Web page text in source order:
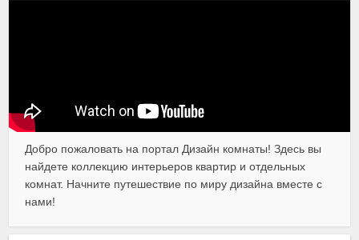
Добро пожаловать на портал Дизайн комнаты! Здесь вы
найдете коллекцию интерьеров квартир и отдельных
комнат. Начните путешествие по миру дизайна вместе с
нами!